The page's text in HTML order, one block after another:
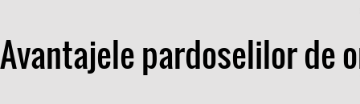
Avantajele pardoselilor de